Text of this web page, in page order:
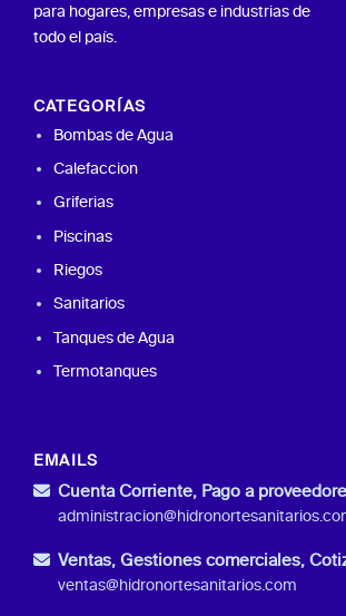
para hogares, empresas e industrias de
todo el país.
CATEGORÍAS
Bombas de Agua
Calefaccion
Griferias
Piscinas
Riegos
Sanitarios
Tanques de Agua
Termotanques
EMAILS
Cuenta Corriente, Pago a
Ventas, Gestiones comerciales,
ventas@hidronortesanitarios.com